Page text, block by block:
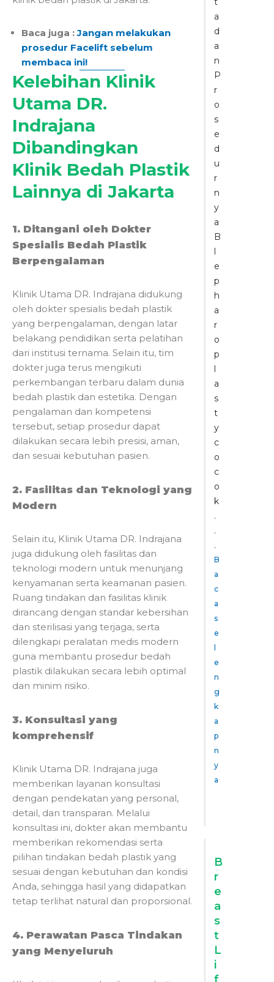
Baca juga :Jangan melakukan
prosedur Facelift sebelum
membaca ini!
Kelebihan Klinik
Utama DR.
Indrajana
Dibandingkan
Klinik Bedah Plastik
Lainnya di Jakarta
1. Ditangani oleh Dokter
Spesialis Bedah Plastik
Berpengalaman
Klinik Utama DR. Indrajana didukung
oleh dokter spesialis bedah plastik
yang berpengalaman, dengan latar
belakang pendidikan serta pelatihan
dari institusi ternama. Selain itu, tim
dokter juga terus mengikuti
perkembangan terbaru dalam dunia
bedah plastik dan estetika. Dengan
pengalaman dan kompetensi
tersebut, setiap prosedur dapat
dilakukan secara lebih presisi, aman,
dan sesuai kebutuhan pasien.
2. Fasilitas dan Teknologi yang
Modern
Selain itu, Klinik Utama DR. Indrajana
juga didukung oleh fasilitas dan
teknologi modern untuk menunjang
kenyamanan serta keamanan pasien.
Ruang tindakan dan fasilitas klinik
dirancang dengan standar kebersihan
dan sterilisasi yang terjaga, serta
dilengkapi peralatan medis modern
guna membantu prosedur bedah
plastik dilakukan secara lebih optimal
dan minim risiko.
3. Konsultasi yang
komprehensif
Klinik Utama DR. Indrajana juga
memberikan layanan konsultasi
dengan pendekatan yang personal,
detail, dan transparan. Melalui
konsultasi ini, dokter akan membantu
memberikan rekomendasi serta
pilihan tindakan bedah plastik yang
sesuai dengan kebutuhan dan kondisi
Anda, sehingga hasil yang didapatkan
tetap terlihat natural dan proporsional.
4. Perawatan Pasca Tindakan
yang Menyeluruh
a
d
a
n
P
r
o
s
e
d
u
r
n
y
a
B
l
e
p
h
a
r
o
p
l
a
s
t
y
c
o
c
o
k
.
.
.
B
a
c
a
s
e
e
n
g
k
a
p
n
y
a
B
r
e
a
s
t
L
i